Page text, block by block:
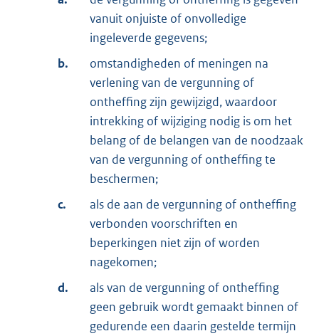
vanuit onjuiste of onvolledige
ingeleverde gegevens;
b.
omstandigheden of meningen na
verlening van de vergunning of
ontheffing zijn gewijzigd, waardoor
intrekking of wijziging nodig is om het
belang of de belangen van de noodzaak
van de vergunning of ontheffing te
beschermen;
c.
als de aan de vergunning of ontheffing
verbonden voorschriften en
beperkingen niet zijn of worden
nagekomen;
d.
als van de vergunning of ontheffing
geen gebruik wordt gemaakt binnen of
gedurende een daarin gestelde termijn